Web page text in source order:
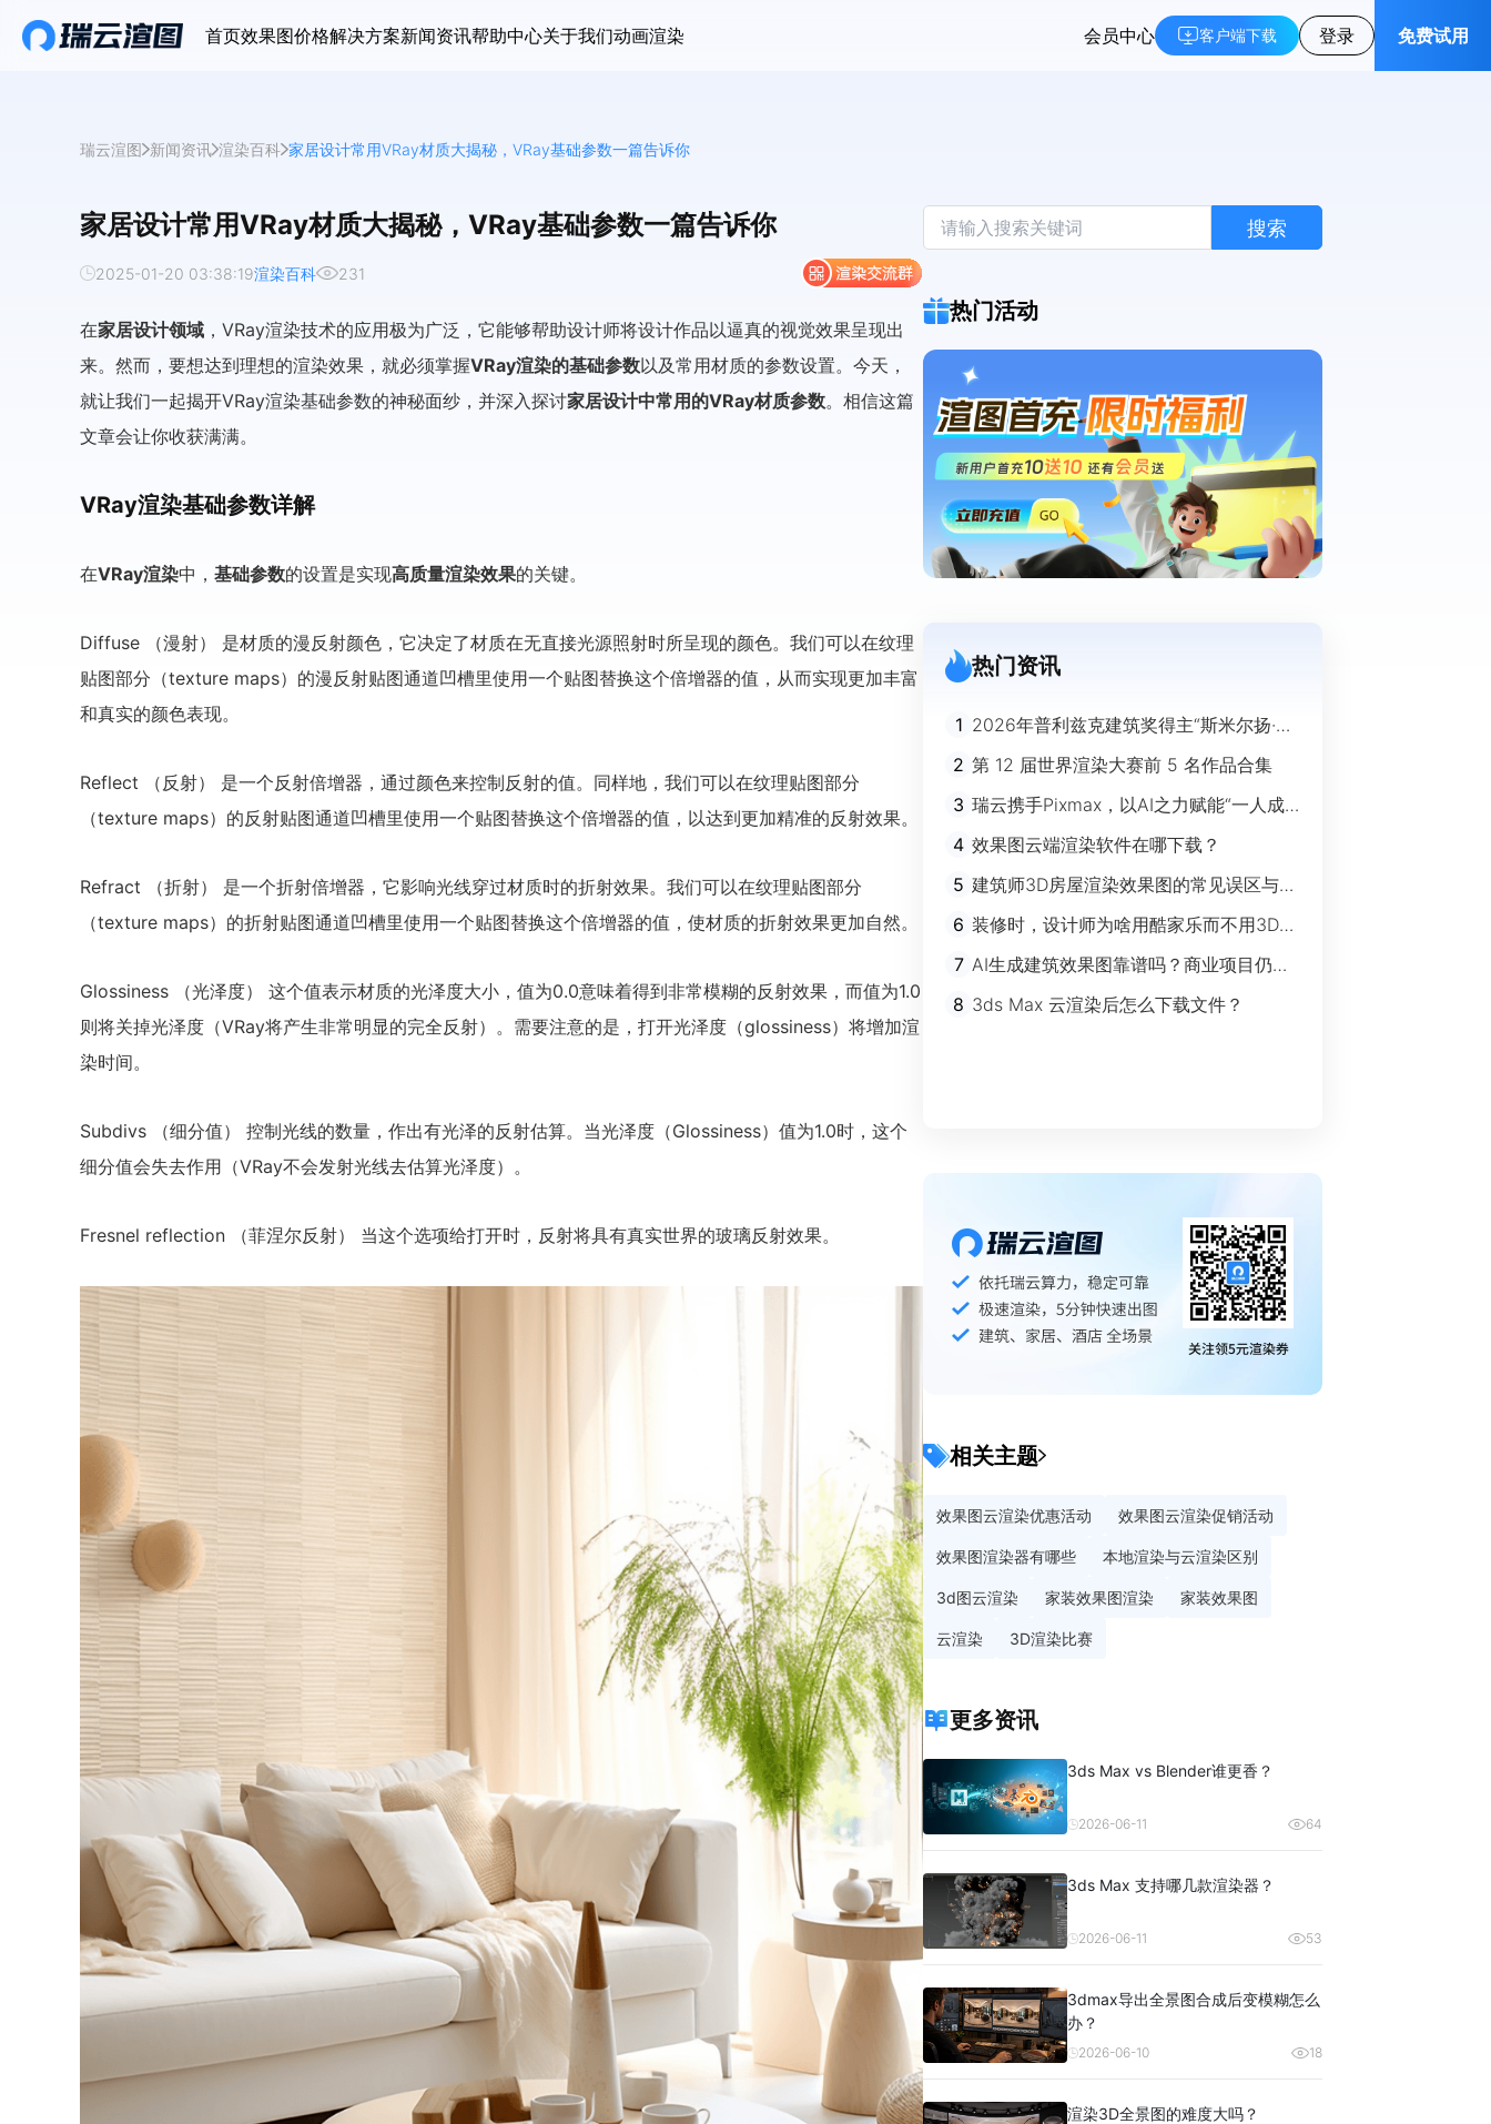
首页效果图价格解决方案新闻资讯帮助中心关于我们动画渲染 会员中心 客户端下载 登录 免费试用
瑞云渲图 新闻资讯 渲染百科 家居设计常用VRay材质大揭秘，VRay基础参数一篇告诉你
家居设计常用VRay材质大揭秘，VRay基础参数一篇告诉你
2025-01-20 03:38:19渲染百科 231
在家居设计领域 ，VRay渲染技术的应用极为广泛，它能够帮助设计师将设计作品以逼真的视觉效果呈现出
来。然而，要想达到理想的渲染效果，就必须掌握VRay渲染的基础参数以及常用材质的参数设置。今天，
就让我们一起揭开VRay渲染基础参数的神秘面纱，并深入探讨家居设计中常用的VRay材质参数。相信这篇
文章会让你收获满满。
VRay渲染基础参数详解
在VRay渲染中， 基础参数的设置是实现高质量渲染效果的关键。
Diffuse （漫射） 是材质的漫反射颜色，它决定了材质在无直接光源照射时所呈现的颜色。我们可以在纹理
贴图部分（texture maps）的漫反射贴图通道凹槽里使用一个贴图替换这个倍增器的值，从而实现更加丰富
和真实的颜色表现。
Reflect （反射） 是一个反射倍增器，通过颜色来控制反射的值。同样地，我们可以在纹理贴图部分
（texture maps）的反射贴图通道凹槽里使用一个贴图替换这个倍增器的值，以达到更加精准的反射效果。
Refract （折射） 是一个折射倍增器，它影响光线穿过材质时的折射效果。我们可以在纹理贴图部分
（texture maps）的折射贴图通道凹槽里使用一个贴图替换这个倍增器的值，使材质的折射效果更加自然。
Glossiness （光泽度） 这个值表示材质的光泽度大小，值为0.0意味着得到非常模糊的反射效果，而值为1.0
则将关掉光泽度（VRay将产生非常明显的完全反射）。需要注意的是，打开光泽度（glossiness）将增加渲
染时间。
Subdivs （细分值） 控制光线的数量，作出有光泽的反射估算。当光泽度（Glossiness）值为1.0时，这个
细分值会失去作用（VRay不会发射光线去估算光泽度）。
Fresnel reflection （菲涅尔反射） 当这个选项给打开时，反射将具有真实世界的玻璃反射效果。
搜索
热门活动
热门资讯
1 2026年普利兹克建筑奖得主“斯米尔扬·拉
迪奇”经典作品欣赏
2 第 12 届世界渲染大赛前 5 名作品合集
3 瑞云携手Pixmax，以AI之力赋能“一人成
4 效果图云端渲染软件在哪下载？
5 建筑师3D房屋渲染效果图的常见误区与规
避指南
6 装修时，设计师为啥用酷家乐而不用3Ds
max？
7 AI生成建筑效果图靠谱吗？商业项目仍离
不开传统渲染
8 3ds Max 云渲染后怎么下载文件？
相关主题
效果图云渲染优惠活动 效果图云渲染促销活动
效果图渲染器有哪些 本地渲染与云渲染区别
3d图云渲染 家装效果图渲染 家装效果图
云渲染 3D渲染比赛
更多资讯
3ds Max vs Blender谁更香？
2026-06-11 64
3ds Max 支持哪几款渲染器？
2026-06-11 53
3dmax导出全景图合成后变模糊怎么
办？
2026-06-10 18
渲染3D全景图的难度大吗？